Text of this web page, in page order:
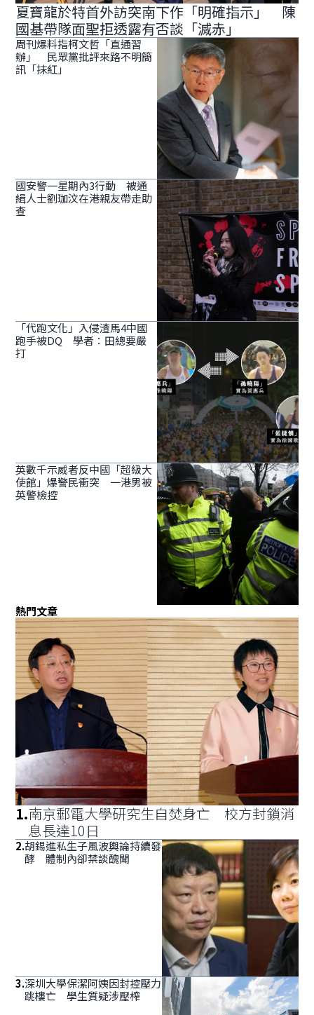
夏寶龍於特首外訪突南下作「明確指示」 陳
國基帶隊面聖拒透露有否談「滅赤」
周刊爆料指柯文哲「直通習
辦」 民眾黨批評來路不明簡
訊「抹紅」
國安警一星期內3行動 被通
緝人士劉珈汶在港親友帶走助
查
「代跑文化」入侵渣馬4中國
跑手被DQ 學者：田總要嚴
打
英數千示威者反中國「超級大
使館」爆警民衝突 一港男被
英警檢控
熱門文章
1.南京郵電大學研究生自焚身亡 校方封鎖消
息長達10日
2.胡錫進私生子風波輿論持續發
酵 體制內卻禁談醜聞
3.深圳大學保潔阿姨因封控壓力
跳樓亡 學生質疑涉壓榨